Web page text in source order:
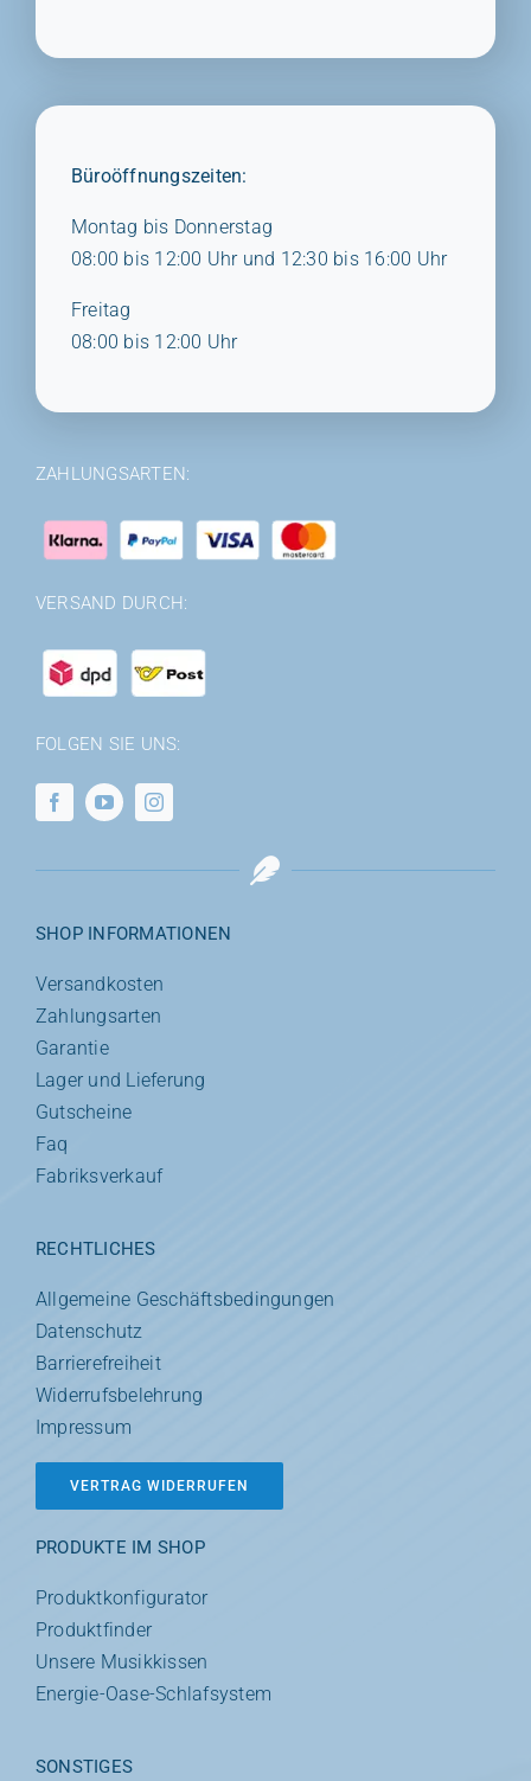
Büroöffnungszeiten:
Montag bis Donnerstag
08:00 bis 12:00 Uhr und 12:30 bis 16:00 Uhr
Freitag
08:00 bis 12:00 Uhr
ZAHLUNGSARTEN:
VERSAND DURCH:
FOLGEN SIE UNS:
SHOP INFORMATIONEN
Versandkosten
Zahlungsarten
Garantie
Lager und Lieferung
Gutscheine
Faq
Fabriksverkauf
RECHTLICHES
Allgemeine Geschäftsbedingungen
Datenschutz
Barrierefreiheit
Widerrufsbelehrung
Impressum
VERTRAG WIDERRUFEN
PRODUKTE IM SHOP
Produktkonfigurator
Produktfinder
Unsere Musikkissen
Energie-Oase-Schlafsystem
SONSTIGES